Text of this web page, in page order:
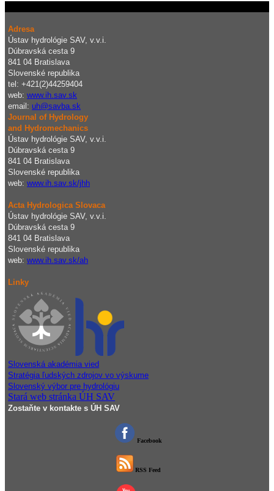
Adresa
Ústav hydrológie SAV, v.v.i.
Dúbravská cesta 9
841 04 Bratislava
Slovenské republika
tel: +421(2)44259404
web: www.ih.sav.sk
email: uh@savba.sk
Journal of Hydrology
and Hydromechanics
Ústav hydrológie SAV, v.v.i.
Dúbravská cesta 9
841 04 Bratislava
Slovenské republika
web: www.ih.sav.sk/jhh
Acta Hydrologica Slovaca
Ústav hydrológie SAV, v.v.i.
Dúbravská cesta 9
841 04 Bratislava
Slovenské republika
web: www.ih.sav.sk/ah
Linky
Slovenská akadémia vied
Stratégia ľudských zdrojov vo výskume
Slovenský výbor pre hydrológiu
Stará web stránka ÚH SAV
Zostaňte v kontakte s ÚH SAV
Facebook
RSS Feed